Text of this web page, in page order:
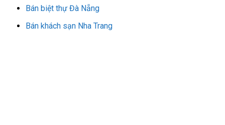
Bán biệt thự Đà Nẵng
Bán khách sạn Nha Trang